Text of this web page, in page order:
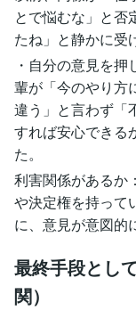
とで悩むな」と否
たね」と静かに受
・自分の意見を
輩が「今のやり方
違う」と言わず「
すれば安心できる
た。
利害関係があるか
や決定権を持って
に、意見が意図的
最終手段とし
関）